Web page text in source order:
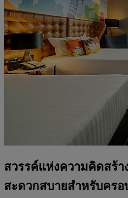
สวรรค์แห่งความคิดสร้า
สะดวกสบายสำหรับครอ